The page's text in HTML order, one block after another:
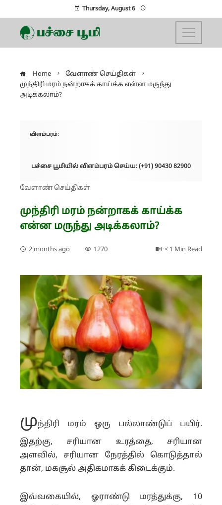
Thursday, August 6
Home
வேளாண் செய்திகள்
முந்திரி மரம் நன்றாகக் காய்க்க என்ன மருந்து
அடிக்கலாம்?
விளம்பரம்:
பச்சை பூமியில் விளம்பரம் செய்ய: (+91) 90430 82900
வேளாண் செய்திகள்
முந்திரி மரம் நன்றாகக் காய்க்க
என்ன மருந்து அடிக்கலாம்?
2 months ago 1270 < 1 Min Read
முந்திரி மரம் ஒரு பல்லாண்டுப் பயிர்.
இதற்கு, சரியான உரத்தை, சரியான
அளவில், சரியான நேரத்தில் கொடுத்தால்
தான், மகசூல் அதிகமாகக் கிடைக்கும்.
இவ்வகையில், ஓராண்டு மரத்துக்கு, 10